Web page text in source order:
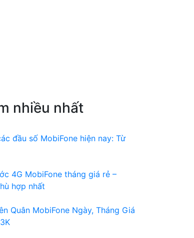
nhiều nhất
đầu số MobiFone hiện nay: Từ
4G MobiFone tháng giá rẻ –
hợp nhất
Quân MobiFone Ngày, Tháng Giá